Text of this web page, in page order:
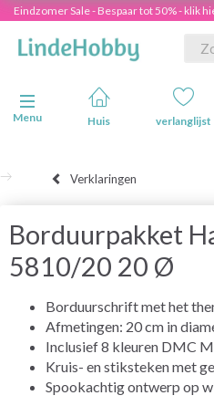
Eindzomer Sale - Bespaar tot 50% - klik
Navigatie in-/uitschakelen
Menu
Huis verlanglijst
Verklaringen
Borduurpakket
5810/20 20 Ø
Borduurschrift met het
Afmetingen: 20 cm in
Inclusief 8 kleuren DMC
Kruis- en stiksteken met
Spookachtig ontwerp op